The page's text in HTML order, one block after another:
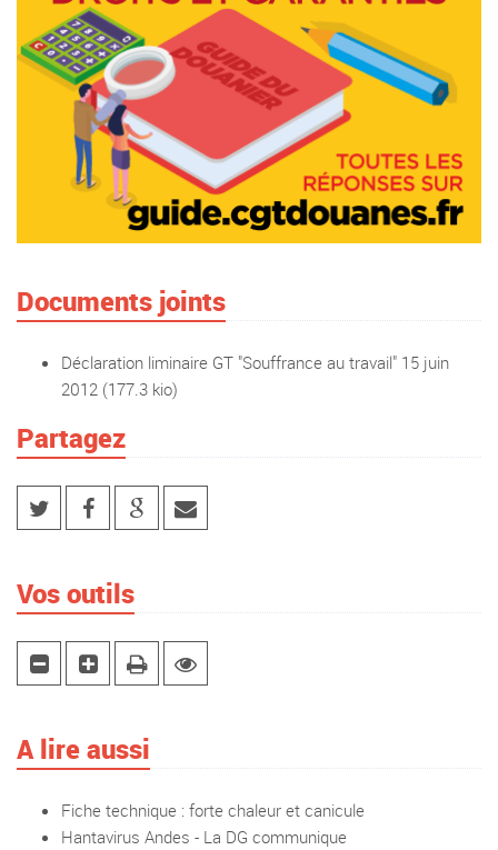
Documents joints
Déclaration liminaire GT "Souffrance au travail" 15 juin
2012 (177.3 kio)
Partagez
Vos outils
A lire aussi
Fiche technique : forte chaleur et canicule
Hantavirus Andes - La DG communique